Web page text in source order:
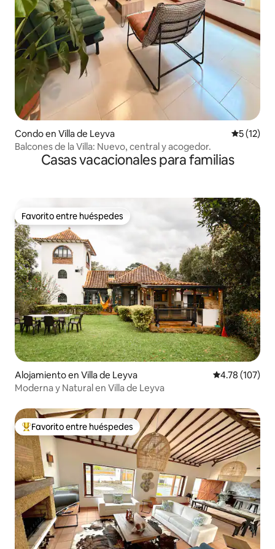
Condo en Villa de Leyva
5 (12)
Balcones de la Villa: Nuevo, central y acogedor.
Casas vacacionales para familias
Favorito entre huéspedes
Favorito entre huéspedes
Alojamiento en Villa de Leyva Calificación
4.78 (107)
Moderna y Natural en Villa de Leyva
Favorito entre huéspedes preferido
Favorito entre huéspedes